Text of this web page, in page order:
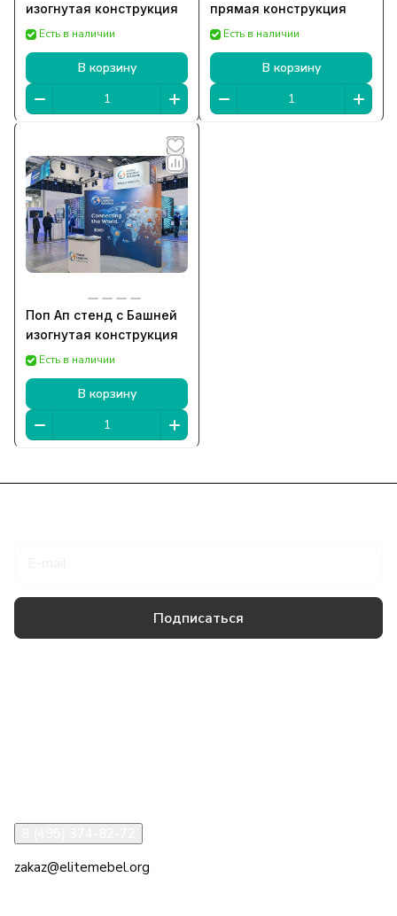
изогнутая конструкция
Есть в наличии
В корзину
прямая конструкция
Есть в наличии
В корзину
Поп Ап стенд с Башней
изогнутая конструкция
Есть в наличии
В корзину
Подписаться
zakaz@elitemebel.org